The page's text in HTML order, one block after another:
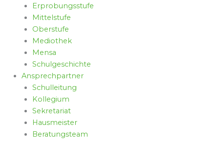
Erprobungsstufe
Mittelstufe
Oberstufe
Mediothek
Mensa
Schulgeschichte
Ansprechpartner
Schulleitung
Kollegium
Sekretariat
Hausmeister
Beratungsteam